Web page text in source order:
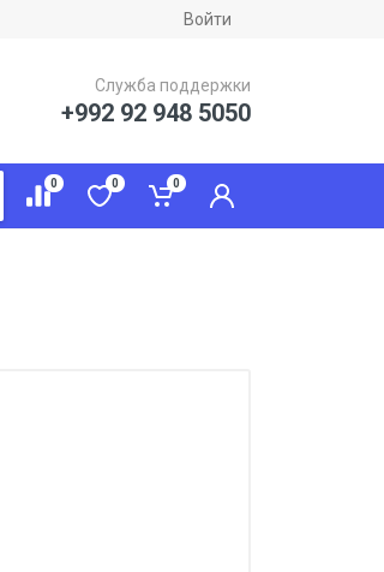
Войти
Служба поддержки
+992 92 948 5050
0 0 0